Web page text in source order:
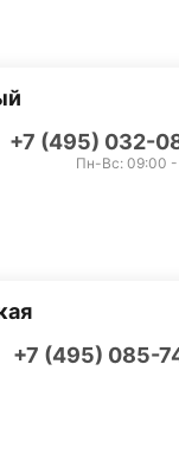
+7 (495) 032-
Пн-Вс: 09:00 -
+7 (495) 085-